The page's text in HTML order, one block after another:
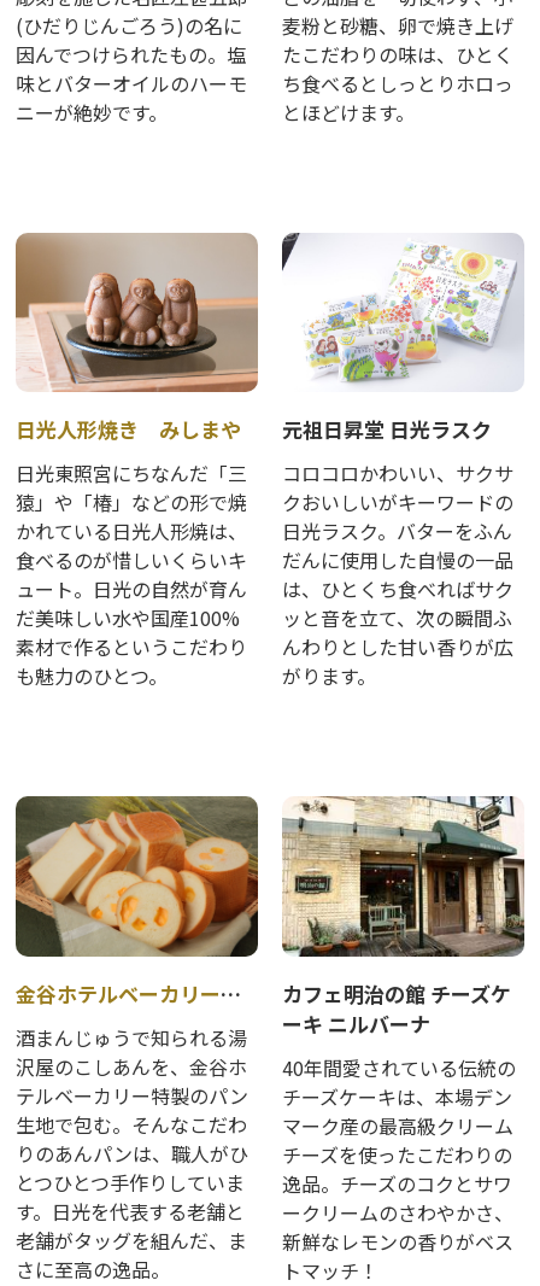
(ひだりじんごろう)の名に
因んでつけられたもの。塩
味とバターオイルのハーモ
ニーが絶妙です。
麦粉と砂糖、卵で焼き上げ
たこだわりの味は、ひとく
ち食べるとしっとりホロっ
とほどけます。
日光人形焼き みしまや
日光東照宮にちなんだ「三
猿」や「椿」などの形で焼
かれている日光人形焼は、
食べるのが惜しいくらいキ
ュート。日光の自然が育ん
だ美味しい水や国産100%
素材で作るというこだわり
も魅力のひとつ。
元祖日昇堂 日光ラスク
コロコロかわいい、サクサ
クおいしいがキーワードの
日光ラスク。バターをふん
だんに使用した自慢の一品
は、ひとくち食べればサク
ッと音を立て、次の瞬間ふ
んわりとした甘い香りが広
がります。
金谷ホテルベーカリー OUTLET
酒まんじゅうで知られる湯
沢屋のこしあんを、金谷ホ
テルベーカリー特製のパン
生地で包む。そんなこだわ
りのあんパンは、職人がひ
とつひとつ手作りしていま
す。日光を代表する老舗と
老舗がタッグを組んだ、ま
さに至高の逸品。
カフェ明治の館 チーズケ
ーキ ニルバーナ
40年間愛されている伝統の
チーズケーキは、本場デン
マーク産の最高級クリーム
チーズを使ったこだわりの
逸品。チーズのコクとサワ
ークリームのさわやかさ、
新鮮なレモンの香りがベス
トマッチ！